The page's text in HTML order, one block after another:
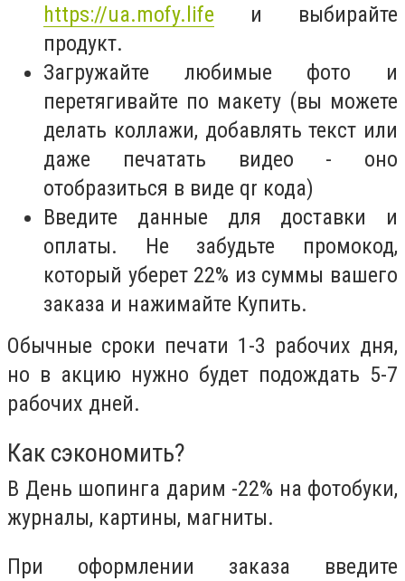
https://ua.mofy.life и выбирайте
продукт.
Загружайте любимые фото и
перетягивайте по макету (вы можете
делать коллажи, добавлять текст или
даже печатать видео - оно
отобразиться в виде qr кода)
Введите данные для доставки и
оплаты. Не забудьте промокод,
который уберет 22% из суммы вашего
заказа и нажимайте Купить.
Обычные сроки печати 1-3 рабочих дня,
но в акцию нужно будет подождать 5-7
рабочих дней.
Как сэкономить?
В День шопинга дарим -22% на фотобуки,
журналы, картины, магниты.
При оформлении заказа введите